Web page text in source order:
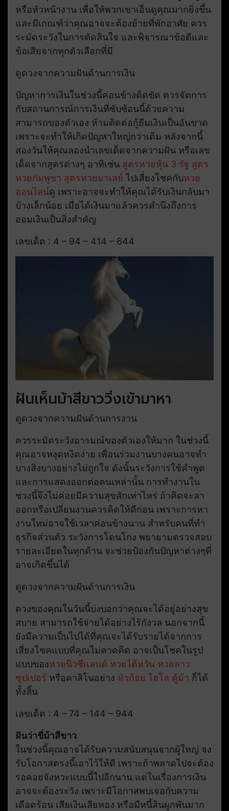
หรือหัวหน้างาน เพื่อให้พวกเขาเอ็นดูคุณมากยิ่งขึ้น
และมีเกณฑ์ว่าคุณอาจจะต้องย้ายที่พักอาศัย ควร
ระมัดระวังในการตัดสินใจ และพิจารณาข้อดีและ
ข้อเสียจากทุกตัวเลือกที่มี
ดูดวงจากความฝันด้านการเงิน
ปัญหาการเงินในช่วงนี้ค่อนข้างติดขัด ควรจัดการ
กับสถานการณ์การเงินที่ซับซ้อนนี้ด้วยความ
สามารถของตัวเอง ห้ามติดต่อกู้ยืมเงินเป็นอันขาด
เพราะจะทำให้เกิดปัญหาใหญ่กว่าเดิม หลังจากนี้
สองวันให้คุณลองนำเลขเด็ดจากความฝัน หรือเลข
เด็ดจากสูตรต่างๆ อาทิเช่น สูตรหวยหุ้น 3 รัฐ สูตร
หวยกัมพูชา สูตรหวยมาเลย์ ไปเสี่ยงโชคกับหวย
ออนไลน์ดู เพราะอาจจะทำให้คุณได้รับเงินกลับมา
บ้างเล็กน้อย เมื่อได้เงินมาแล้วควรคำนึงถึงการ
ออมเงินเป็นสิ่งสำคัญ
เลขเด็ด : 4 – 94 – 414 – 644
ฝันเห็นม้าสีขาววิ่งเข้ามาหา
ดูดวงจากความฝันด้านการงาน
ควรระมัดระวังอารมณ์ของตัวเองให้มาก ในช่วงนี้
คุณอาจหงุดหงิดง่าย เพื่อนร่วมงานบางคนอาจทำ
บางสิ่งบางอย่างไม่ถูกใจ ดังนั้นระวังการใช้คำพูด
และการแสดงออกต่อคนเหล่านั้น การทำงานใน
ช่วงนี้จึงไม่ค่อยมีความสุขสักเท่าไหร่ ถ้าคิดจะลา
ออกหรือเปลี่ยนงานควรคิดให้ดีก่อน เพราะการหา
งานใหม่อาจใช้เวลาค่อนข้างนาน สำหรับคนที่ทำ
ธุรกิจส่วนตัว ระวังการโดนโกง พยายามตรวจสอบ
รายละเอียดในทุกด้าน จะช่วยป้องกันปัญหาต่างๆที่
อาจเกิดขึ้นได้
ดูดวงจากความฝันด้านการเงิน
ดวงของคุณในวันนี้บ่งบอกว่าคุณจะได้อยู่อย่างสุข
สบาย สามารถใช้จ่ายได้อย่างไร้กังวล นอกจากนี้
ยังมีความเป็นไปได้ที่คุณจะได้รับรายได้จากการ
เสี่ยงโชคแบบที่คุณไม่คาดคิด อาจเป็นโชคในรูป
แบบของหวยนิวซีแลนด์ หวยไต้หวัน หวยลาว
ซุปเปอร์ หรือคาสิโนอย่าง หัวก้อย ไฮโล ตู้ม้า ก็ได้
ทั้งสิ้น
เลขเด็ด : 4 – 74 – 144 – 944
ฝันว่าขี่ม้าสีขาว
ในช่วงนี้คุณอาจได้รับความสนับสนุนจากผู้ใหญ่ จง
รับโอกาสตรงนี้เอาไว้ให้ดี เพราะถ้าพลาดไปจะต้อง
รอคอยจังหวะแบบนี้ไปอีกนาน แต่ในเรื่องการเงิน
อาจจะต้องระวัง เพราะมีโอกาสพบเจอกับความ
เดือดร้อน เสียเงินเสียทอง หรือมีหนี้สินผูกพันมาก